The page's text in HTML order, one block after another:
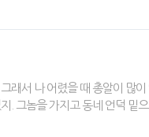
서 나 어렸을 때 총알이 많
. 그놈을 가지고 동네 언덕 밑